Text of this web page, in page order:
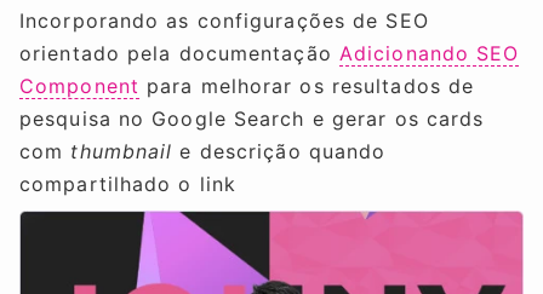
Incorporando as configurações de SEO
orientado pela documentação Adicionando SEO
Component para melhorar os resultados de
pesquisa no Google Search e gerar os cards
com thumbnail e descrição quando
compartilhado o link